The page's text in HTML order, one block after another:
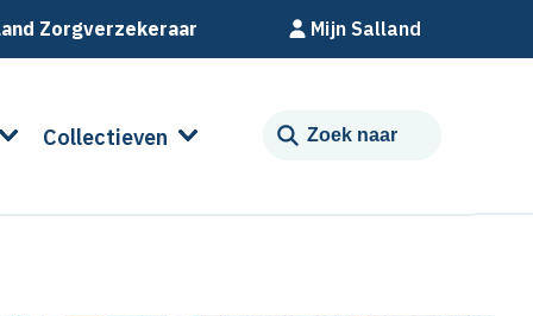
Zorgverzekeraar Mijn Salland
Collectieven